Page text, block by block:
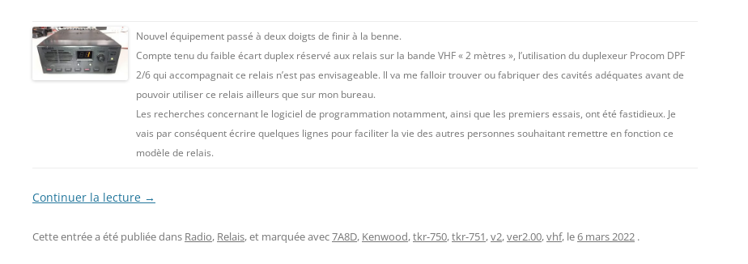
Nouvel équipement passé à deux doigts de finir à la benne.
Compte tenu du faible écart duplex réservé aux relais sur la bande VHF « 2 mètres », l’utilisation du duplexeur Procom DPF
2/6 qui accompagnait ce relais n’est pas envisageable. Il va me falloir trouver ou fabriquer des cavités adéquates avant de
pouvoir utiliser ce relais ailleurs que sur mon bureau.
Les recherches concernant le logiciel de programmation notamment, ainsi que les premiers essais, ont été fastidieux. Je
vais par conséquent écrire quelques lignes pour faciliter la vie des autres personnes souhaitant remettre en fonction ce
modèle de relais.
Continuer la lecture →
Cette entrée a été publiée dans Radio, Relais, et marquée avec7A8D, Kenwood,tkr-750,tkr-751,v2,ver2.00,vhf, le6 mars 2022 .